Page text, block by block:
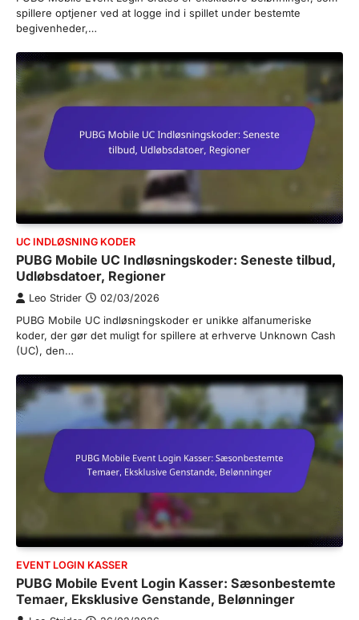
spillere optjener ved at logge ind i spillet under bestemte
begivenheder,…
UC INDLØSNING KODER
PUBG Mobile UC Indløsningskoder: Seneste tilbud,
Udløbsdatoer, Regioner
Leo Strider 02/03/2026
PUBG Mobile UC indløsningskoder er unikke alfanumeriske
koder, der gør det muligt for spillere at erhverve Unknown Cash
(UC), den…
EVENT LOGIN KASSER
PUBG Mobile Event Login Kasser: Sæsonbestemte
Temaer, Eksklusive Genstande, Belønninger